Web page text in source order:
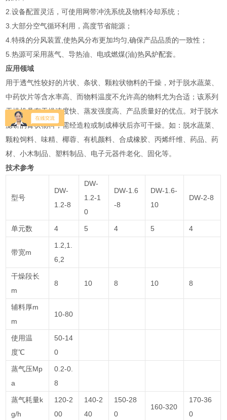
2.设备配置灵活，可使用网带冲洗系统及物料冷却系统；
3.大部分空气循环利用，高度节省能源；
4.特殊的分风装置,使热风分布更加均匀,确保产品品质的一致性；
5.热源可采用蒸气、导热油、电或燃煤(油)热风炉配套。
应用领域
用于透气性较好的片状、条状、颗粒状物料的干燥，对于脱水蔬菜、
中药饮片等含水率高、而物料温度不允许高的物料尤为合适；该系列
干燥机具有干燥速度快、蒸发强度高、产品质量好的优点。对于脱水
滤饼的膏状物料，需经造粒或制成棒状后亦可干燥。如：脱水蔬菜、
颗粒饲料、味精、椰蓉、有机颜料、合成橡胶、丙烯纤维、药品、药
材、小木制品、塑料制品、电子元器件老化、固化等。
技术参考
型号
DW-
1.2-8
DW-
1.2-1
0
DW-1.6
-8
DW-1.6-
10
DW-2-8
单元数 4 5 4 5 4
带宽m
1.2,1.
6,2
干燥段长
m
8 10 8 10 8
辅料厚m
m
10-80
使用温
度℃
50-14
0
蒸气压Mp
a
0.2-0.
8
蒸气耗量k
g/h
120-2
00
140-2
40
150-28
0
160-320
170-36
0